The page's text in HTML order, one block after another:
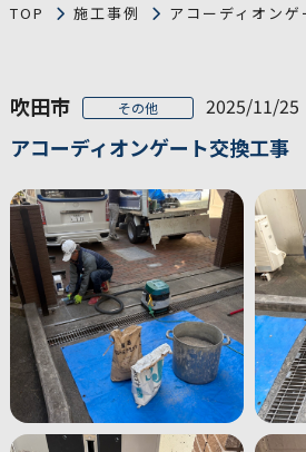
TOP 施工事例 アコーディオン
吹田市 その他 2025/11/25
アコーディオンゲート交換工事